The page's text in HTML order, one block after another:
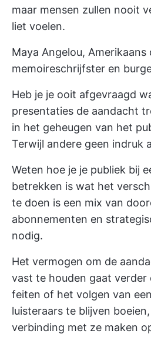
maar mensen zullen nooit
liet voelen.
Maya Angelou, Amerikaans
memoireschrijfster en
Heb je je ooit afgevraagd
presentaties de aandacht
in het geheugen van het
Terwijl andere geen indruk
Weten hoe je je publiek bij
betrekken is wat het
te doen is een mix van
abonnementen en
nodig.
Het vermogen om de
vast te houden gaat verder
feiten of het volgen van
luisteraars te blijven
verbinding met ze maken